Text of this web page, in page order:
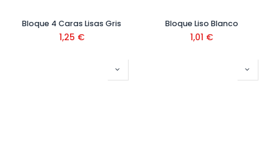
Bloque 4 Caras Lisas Gris
1,25 €
Bloque Liso Blanco
1,01 €